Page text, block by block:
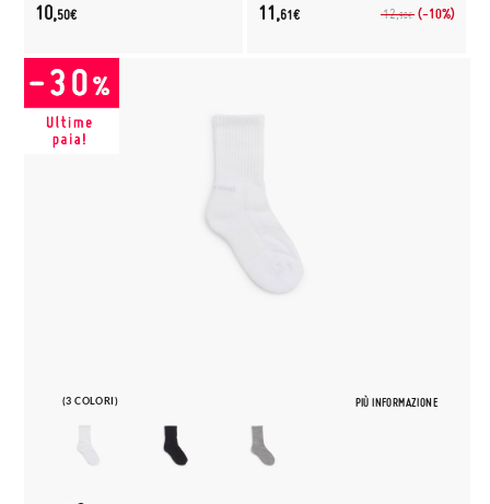
10,50€ 12,90€ (-10%)
11,61€
(3 COLORI) PIÙ INFORMAZIONE